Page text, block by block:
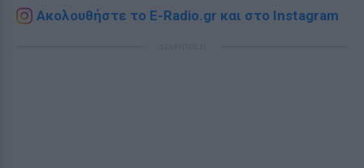
Ακολουθήστε το E-Radio.gr και στο Instagram